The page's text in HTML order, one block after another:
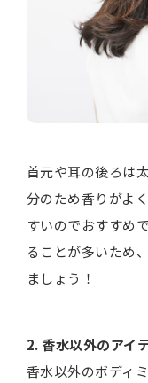
首元や耳の後ろは
分のため香りがよ
すいのでおすすめ
ることが多いため
ましょう！
2. 香水以外のアイ
香水以外のボディ